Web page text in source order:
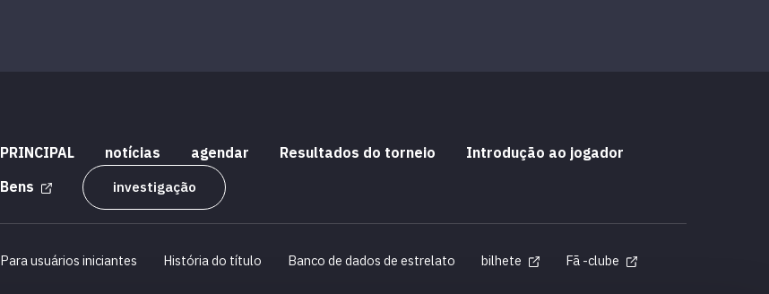
PRINCIPAL notícias agendar Resultados do torneio
Introdução ao jogador
Bens
investigação
Para usuários iniciantes História do título Banco de dados de estrelato bilhete Fã -clube